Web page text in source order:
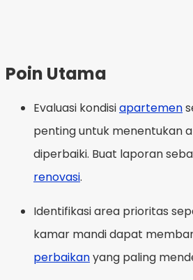
Poin Utama
Evaluasi kondisiapartemen
penting untuk menentukan
diperbaiki. Buat laporan
renovasi.
Identifikasi area prioritas
kamar mandi dapat
perbaikanyang paling